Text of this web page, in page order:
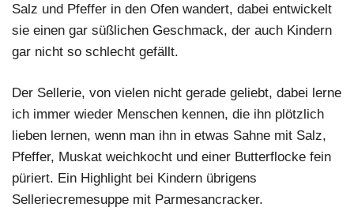
Salz und Pfeffer in den Ofen wandert, dabei entwickelt
sie einen gar süßlichen Geschmack, der auch Kindern
gar nicht so schlecht gefällt.
Der Sellerie, von vielen nicht gerade geliebt, dabei lerne
ich immer wieder Menschen kennen, die ihn plötzlich
lieben lernen, wenn man ihn in etwas Sahne mit Salz,
Pfeffer, Muskat weichkocht und einer Butterflocke fein
püriert. Ein Highlight bei Kindern übrigens
Selleriecremesuppe mit Parmesancracker.